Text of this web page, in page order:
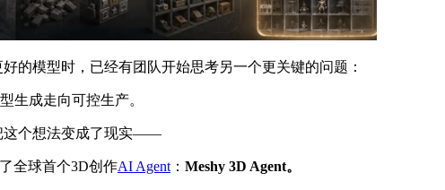
的模型时，已经有团队开始思考另一个更关键的问题：
生成走向可控生产。
这个想法变成了现实——
全球首个3D创作AI Agent ： Meshy 3D Agent。